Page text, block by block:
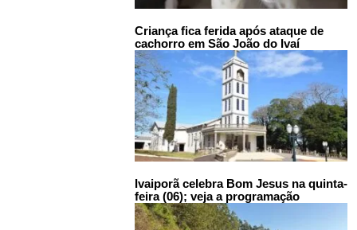
Criança fica ferida após ataque de
cachorro em São João do Ivaí
Ivaiporã celebra Bom Jesus na quinta-
feira (06); veja a programação